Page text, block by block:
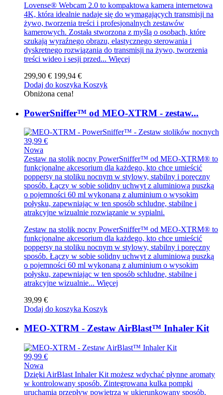
Lovense® Webcam 2.0 to kompaktowa kamera internetowa
4K, która idealnie nadaje się do wymagających transmisji na
żywo, tworzenia treści i profesjonalnych zestawów
kamerowych. Została stworzona z myślą o osobach, które
szukają wyraźnego obrazu, elastycznego sterowania i
dyskretnego rozwiązania do transmisji na żywo, tworzenia
treści wideo i sesji przed... Więcej
299,90 € 199,94 €
Dodaj do koszyka Koszyk
Obniżona cena!
PowerSniffer™ od MEO-XTRM - zestaw...
39,99 €
Nowa
Zestaw na stolik nocny PowerSniffer™ od MEO-XTRM® to
funkcjonalne akcesorium dla każdego, kto chce umieścić
poppersy na stoliku nocnym w stylowy, stabilny i poręczny
sposób. Łączy w sobie solidny uchwyt z aluminiową puszką
o pojemności 60 ml wykonaną z aluminium o wysokim
połysku, zapewniając w ten sposób schludne, stabilne i
atrakcyjne wizualnie rozwiązanie w sypialni.
Zestaw na stolik nocny PowerSniffer™ od MEO-XTRM® to
funkcjonalne akcesorium dla każdego, kto chce umieścić
poppersy na stoliku nocnym w stylowy, stabilny i poręczny
sposób. Łączy w sobie solidny uchwyt z aluminiową puszką
o pojemności 60 ml wykonaną z aluminium o wysokim
połysku, zapewniając w ten sposób schludne, stabilne i
atrakcyjne wizualnie... Więcej
39,99 €
Dodaj do koszyka Koszyk
MEO-XTRM - Zestaw AirBlast™ Inhaler Kit
99,99 €
Nowa
Dzięki AirBlast Inhaler Kit możesz wdychać płynne aromaty
w kontrolowany sposób. Zintegrowana kulka pompki
uruchamia przepływ powietrza w ukierunkowany sposób,